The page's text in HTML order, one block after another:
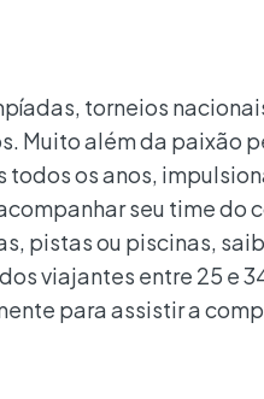
torneios
Muito além da paixão
os anos,
seu time do
pistas ou piscinas,
viajantes entre 25 e
para assistir a